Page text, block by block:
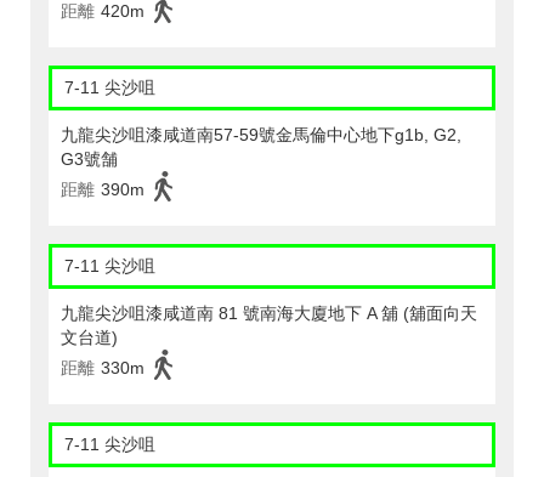
距離 420m
7-11 尖沙咀
九龍尖沙咀漆咸道南57-59號金馬倫中心地下g1b, G2,
G3號舗
距離 390m
7-11 尖沙咀
九龍尖沙咀漆咸道南 81 號南海大廈地下 A 舖 (舖面向天
文台道)
距離 330m
7-11 尖沙咀